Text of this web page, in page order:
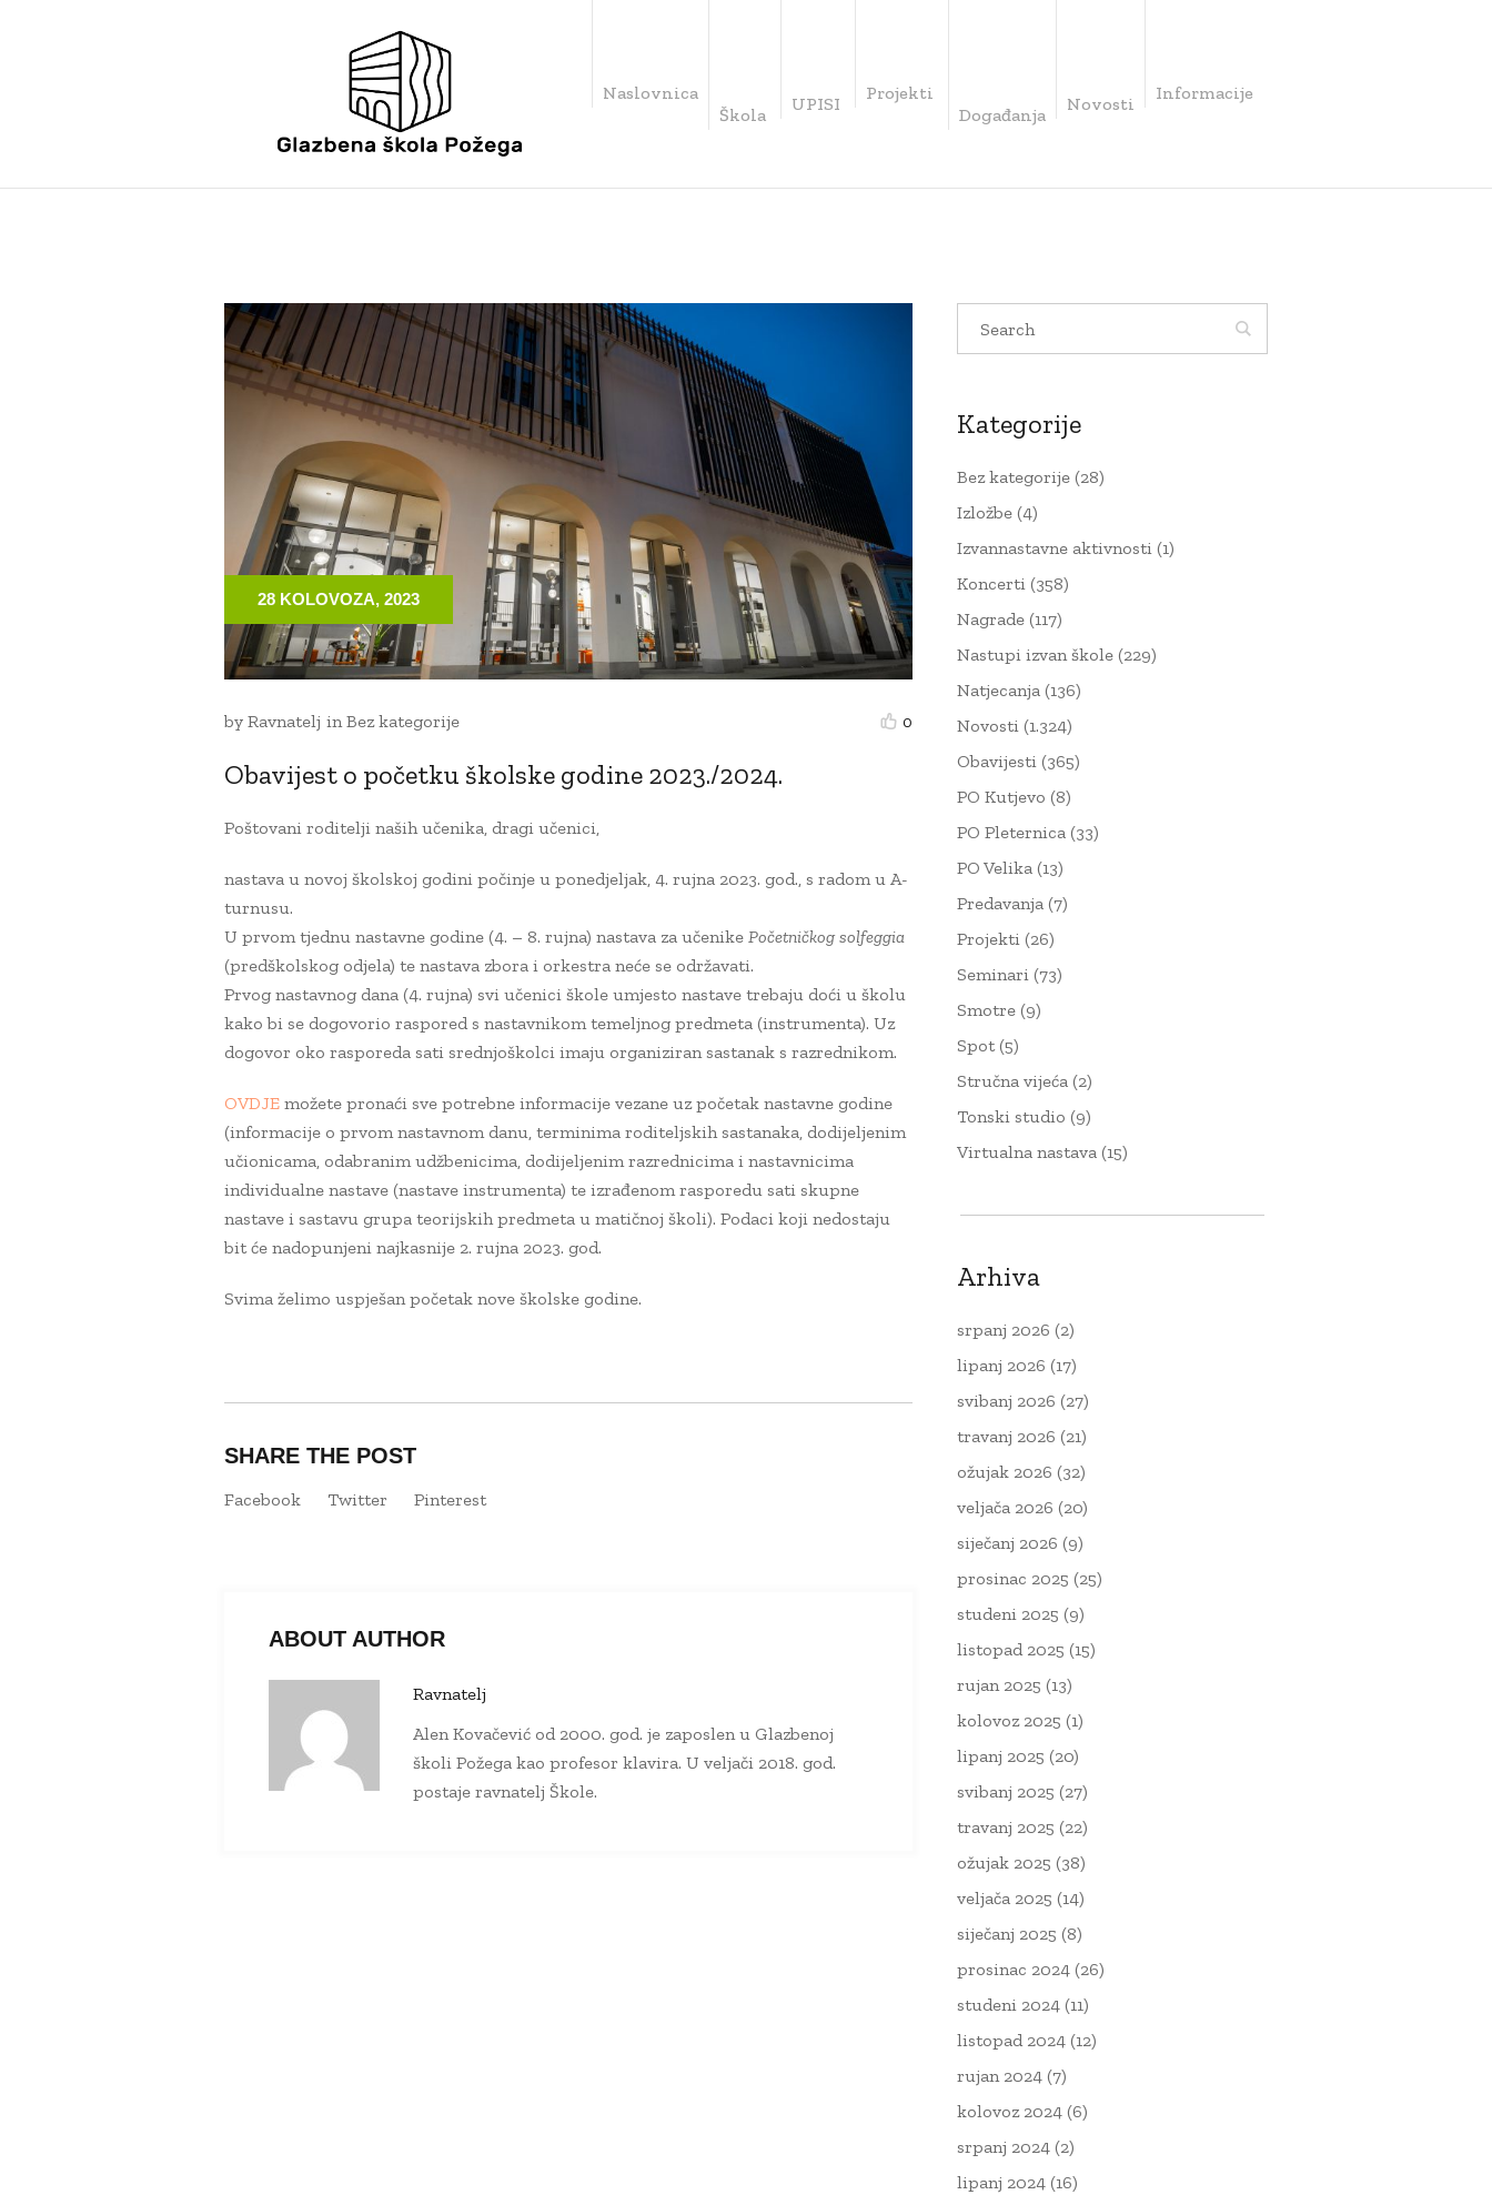
Naslovnica
Škola
UPISI
Projekti
Događanja
Novosti
Informacije
28 KOLOVOZA, 2023
0
by Ravnatelj inBez kategorije
Obavijest o početku školske godine 2023./2024.
Poštovani roditelji naših učenika, dragi učenici,
nastava u novoj školskoj godini počinje u ponedjeljak, 4. rujna 2023. god., s radom u A-
turnusu.
U prvom tjednu nastavne godine (4. – 8. rujna) nastava za učenike Početničkog solfeggia
(predškolskog odjela) te nastava zbora i orkestra neće se održavati.
Prvog nastavnog dana (4. rujna) svi učenici škole umjesto nastave trebaju doći u školu
kako bi se dogovorio raspored s nastavnikom temeljnog predmeta (instrumenta). Uz
dogovor oko rasporeda sati srednjoškolci imaju organiziran sastanak s razrednikom.
OVDJE možete pronaći sve potrebne informacije vezane uz početak nastavne godine
(informacije o prvom nastavnom danu, terminima roditeljskih sastanaka, dodijeljenim
učionicama, odabranim udžbenicima, dodijeljenim razrednicima i nastavnicima
individualne nastave (nastave instrumenta) te izrađenom rasporedu sati skupne
nastave i sastavu grupa teorijskih predmeta u matičnoj školi). Podaci koji nedostaju
bit će nadopunjeni najkasnije 2. rujna 2023. god.
Svima želimo uspješan početak nove školske godine.
SHARE THE POST
Facebook Twitter Pinterest
ABOUT AUTHOR
Ravnatelj
Alen Kovačević od 2000. god. je zaposlen u Glazbenoj
školi Požega kao profesor klavira. U veljači 2018. god.
postaje ravnatelj Škole.
Kategorije
Bez kategorije (28)
Izložbe (4)
Izvannastavne aktivnosti (1)
Koncerti (358)
Nagrade (117)
Nastupi izvan škole (229)
Natjecanja (136)
Novosti (1.324)
Obavijesti (365)
PO Kutjevo (8)
PO Pleternica (33)
PO Velika (13)
Predavanja (7)
Projekti (26)
Seminari (73)
Smotre (9)
Spot(5)
Stručna vijeća (2)
Tonski studio (9)
Virtualna nastava (15)
Arhiva
srpanj 2026 (2)
lipanj 2026 (17)
svibanj 2026 (27)
travanj 2026 (21)
ožujak 2026 (32)
veljača 2026 (20)
siječanj 2026 (9)
prosinac 2025 (25)
studeni 2025 (9)
listopad 2025 (15)
rujan 2025 (13)
kolovoz 2025 (1)
lipanj 2025 (20)
svibanj 2025 (27)
travanj 2025 (22)
ožujak 2025 (38)
veljača 2025 (14)
siječanj 2025 (8)
prosinac 2024 (26)
studeni 2024 (11)
listopad 2024 (12)
rujan 2024 (7)
kolovoz 2024 (6)
srpanj 2024 (2)
lipanj 2024 (16)